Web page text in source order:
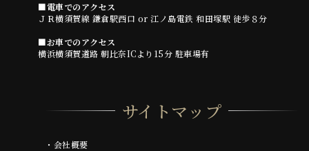
■電車でのアクセス
ＪＲ横須賀線 鎌倉駅西口 or 江ノ島電鉄 和田塚駅 徒歩８分
■お車でのアクセス
横浜横須賀道路 朝比奈ICより15分 駐車場有
サイトマップ
・ 会社概要